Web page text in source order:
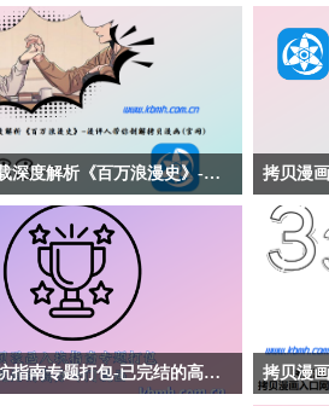
官方版下载推送专题第32期-拷贝漫
热门《危险重逢》】拷贝漫画下载
情漫画《危险重逢》讲述车秀敏与
贤针锋相对，却发现对方竟是五年
任。作品生动描绘职场博弈与旧情
，看两人如何在误会与试探中重新
【拷贝漫
你领略
都市情
在女儿
往与现
世界，探
拷贝漫画下载深度解析《百万浪漫史》-漫评人带你剖解拷贝漫画(官网)
深度解析《百万浪漫史》-漫评人
画(官网)】拷贝漫画下载深度解析
百万浪漫史》讲述主角因一笔特殊
启奇妙缘分的故事。作品探讨金钱
展现平凡生活中的不平凡浪漫，温
思。
【拷贝
析】拷
版本兼容
角度详
问题并
拷贝漫画入坑指南专题打包-已完结的高分冷门漫画